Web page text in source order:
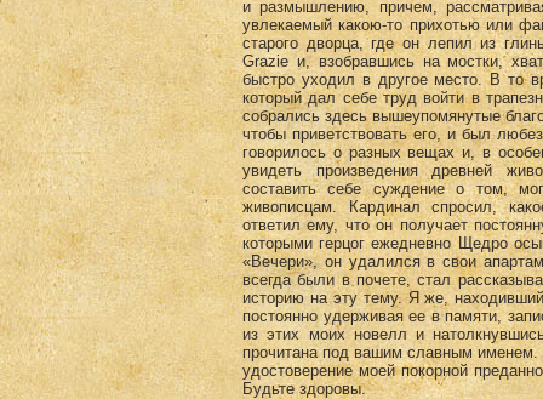
и размышлению, причем,
увлекаемый какою-то прихотью или
старого дворца, где он лепил из
Grazie и, взобравшись на мостки,
быстро уходил в другое место. В то
который дал себе труд войти в
собрались здесь вышеупомянутые
чтобы приветствовать его, и был
говорилось о разных вещах и, в
увидеть произведения древней
составить себе суждение о том,
живописцам. Кардинал спросил,
ответил ему, что он получает
которыми герцог ежедневно Щедро
«Вечери», он удалился в свои
всегда были в почете, стал
историю на эту тему. Я же,
постоянно удерживая ее в памяти,
из этих моих новелл и
прочитана под вашим славным
удостоверение моей покорной
Будьте здоровы.